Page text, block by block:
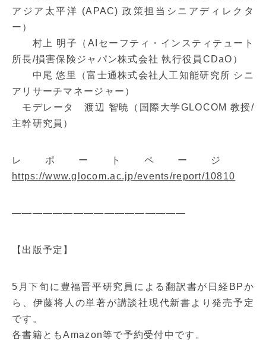
アジア太平洋 (APAC) 政策担当シニアディレクタ
ー）
村上 明子（AIセーフティ・インスティテュート
所長/損害保険ジャパン株式会社 執行役員CDaO）
中尾 悠里（富士通株式会社人工知能研究所 シニ
アリサーチマネージャー）
モデレータ 渡辺 智暁（国際大学GLOCOM 教授/
主幹研究員）
レポートページ
https://www.glocom.ac.jp/events/report/10810
—————————————————
【出版予定】
5月下旬に豊福晋平研究員による翻訳書が日経BPか
ら、伊藤将人の単著が講談社現代新書より発売予定
です。
各書籍ともAmazon等で予約受付中です。